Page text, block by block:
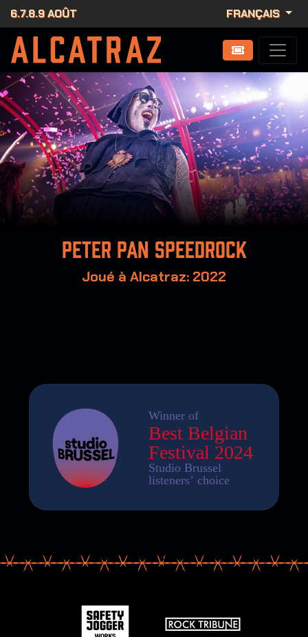
6.7.8.9 AOÛT FRANÇAIS
Peter Pan Speedrock
Joué à Alcatraz: 2022